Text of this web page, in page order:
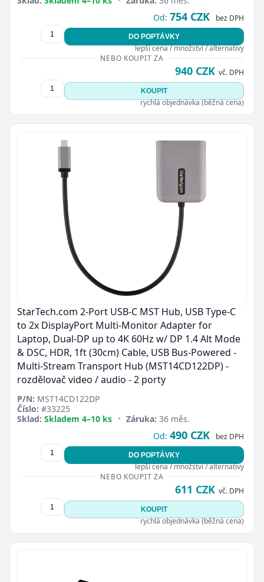
Od: 754 CZK bez DPH
DO POPTÁVKY
lepší cena / množství / alternativy
NEBO KOUPIT ZA
940 CZK vč. DPH
KOUPIT
rychlá objednávka (běžná cena)
StarTech.com 2-Port USB-C MST Hub, USB Type-C
to 2x DisplayPort Multi-Monitor Adapter for
Laptop, Dual-DP up to 4K 60Hz w/ DP 1.4 Alt Mode
& DSC, HDR, 1ft (30cm) Cable, USB Bus-Powered -
Multi-Stream Transport Hub (MST14CD122DP) -
rozdělovač video / audio - 2 porty
P/N: MST14CD122DP
Číslo: #33225
Sklad: Skladem 4–10 ks • Záruka: 36 měs.
Od: 490 CZK bez DPH
DO POPTÁVKY
lepší cena / množství / alternativy
NEBO KOUPIT ZA
611 CZK vč. DPH
KOUPIT
rychlá objednávka (běžná cena)